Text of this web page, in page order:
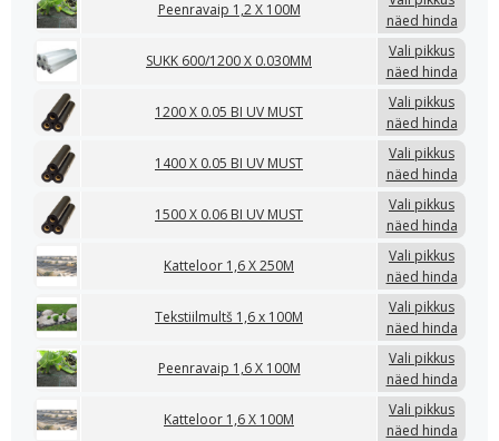
Peenravaip 1,2 X 100M
näed hinda
SUKK 600/1200 X 0.030MM
Vali pikkus
näed hinda
1200 X 0.05 BI UV MUST
Vali pikkus
näed hinda
1400 X 0.05 BI UV MUST
Vali pikkus
näed hinda
1500 X 0.06 BI UV MUST
Vali pikkus
näed hinda
Katteloor 1,6 X 250M
Vali pikkus
näed hinda
Tekstiilmultš 1,6 x 100M
Vali pikkus
näed hinda
Peenravaip 1,6 X 100M
Vali pikkus
näed hinda
Katteloor 1,6 X 100M
Vali pikkus
näed hinda